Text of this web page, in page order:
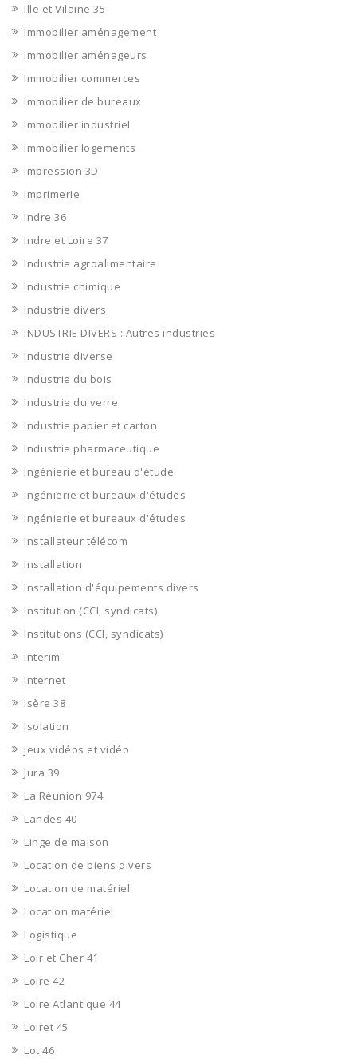
Ille et Vilaine 35
Immobilier aménagement
Immobilier aménageurs
Immobilier commerces
Immobilier de bureaux
Immobilier industriel
Immobilier logements
Impression 3D
Imprimerie
Indre 36
Indre et Loire 37
Industrie agroalimentaire
Industrie chimique
Industrie divers
INDUSTRIE DIVERS : Autres industries
Industrie diverse
Industrie du bois
Industrie du verre
Industrie papier et carton
Industrie pharmaceutique
Ingénierie et bureau d'étude
Ingénierie et bureaux d'études
Ingénierie et bureaux d'études
Installateur télécom
Installation
Installation d'équipements divers
Institution (CCI, syndicats)
Institutions (CCI, syndicats)
Interim
Internet
Isère 38
Isolation
jeux vidéos et vidéo
Jura 39
La Réunion 974
Landes 40
Linge de maison
Location de biens divers
Location de matériel
Location matériel
Logistique
Loir et Cher 41
Loire 42
Loire Atlantique 44
Loiret 45
Lot 46